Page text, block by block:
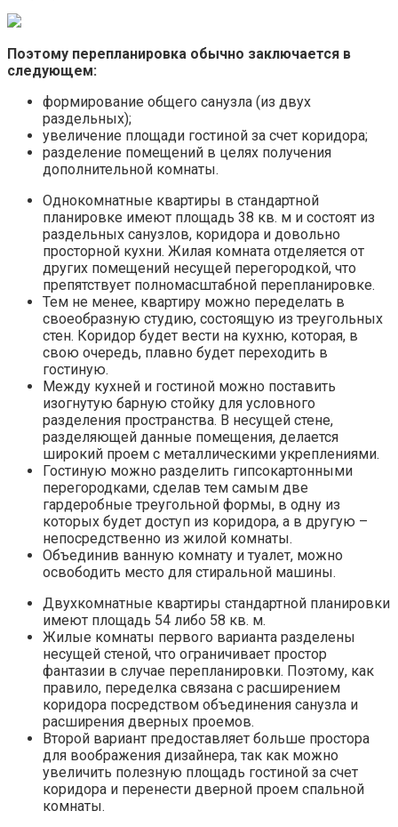
Поэтому перепланировка обычно заключается в
следующем:
формирование общего санузла (из двух
раздельных);
увеличение площади гостиной за счет коридора;
разделение помещений в целях получения
дополнительной комнаты.
Однокомнатные квартиры в стандартной
планировке имеют площадь 38 кв. м и состоят из
раздельных санузлов, коридора и довольно
просторной кухни. Жилая комната отделяется от
других помещений несущей перегородкой, что
препятствует полномасштабной перепланировке.
Тем не менее, квартиру можно переделать в
своеобразную студию, состоящую из треугольных
стен. Коридор будет вести на кухню, которая, в
свою очередь, плавно будет переходить в
гостиную.
Между кухней и гостиной можно поставить
изогнутую барную стойку для условного
разделения пространства. В несущей стене,
разделяющей данные помещения, делается
широкий проем с металлическими укреплениями.
Гостиную можно разделить гипсокартонными
перегородками, сделав тем самым две
гардеробные треугольной формы, в одну из
которых будет доступ из коридора, а в другую –
непосредственно из жилой комнаты.
Объединив ванную комнату и туалет, можно
освободить место для стиральной машины.
Двухкомнатные квартиры стандартной планировки
имеют площадь 54 либо 58 кв. м.
Жилые комнаты первого варианта разделены
несущей стеной, что ограничивает простор
фантазии в случае перепланировки. Поэтому, как
правило, переделка связана с расширением
коридора посредством объединения санузла и
расширения дверных проемов.
Второй вариант предоставляет больше простора
для воображения дизайнера, так как можно
увеличить полезную площадь гостиной за счет
коридора и перенести дверной проем спальной
комнаты.